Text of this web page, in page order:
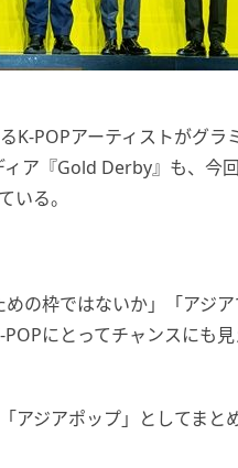
K-POPアーティストがグラ
ア『Gold Derby』も、今
いる。
の枠ではないか」「アジ
にとってチャンスにも見
アジアポップ」としてまと